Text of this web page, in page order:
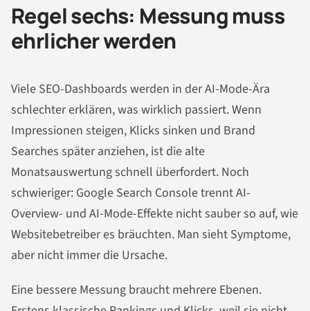
Regel sechs: Messung muss
ehrlicher werden
Viele SEO-Dashboards werden in der AI-Mode-Ära
schlechter erklären, was wirklich passiert. Wenn
Impressionen steigen, Klicks sinken und Brand
Searches später anziehen, ist die alte
Monatsauswertung schnell überfordert. Noch
schwieriger: Google Search Console trennt AI-
Overview- und AI-Mode-Effekte nicht sauber so auf, wie
Websitebetreiber es bräuchten. Man sieht Symptome,
aber nicht immer die Ursache.
Eine bessere Messung braucht mehrere Ebenen.